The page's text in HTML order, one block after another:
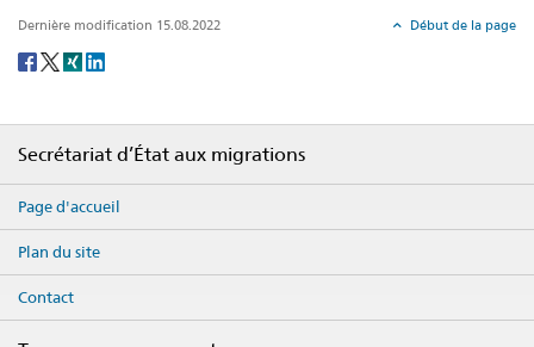
Dernière modification 15.08.2022 Début de la page
Social
Secrétariat d’État aux migrations
Page d'accueil
Plan du site
Contact